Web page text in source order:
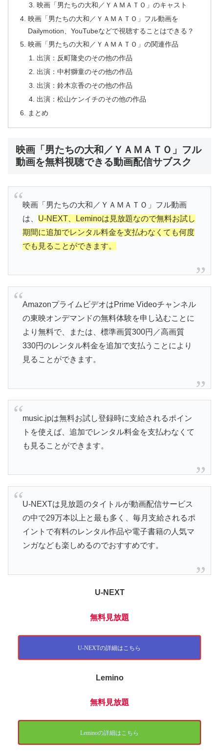
映画「男たちの大和／ＹＡＭＡＴＯ」のキャスト
映画「男たちの大和／ＹＡＭＡＴＯ」フル動画を
Dailymotion、YouTubeなどで視聴することはできる？
映画「男たちの大和／ＹＡＭＡＴＯ」の関連作品
出演：反町隆史のその他の作品
出演：中村獅童のその他の作品
出演：鈴木京香のその他の作品
出演：松山ケンイチのその他の作品
まとめ
映画「男たちの大和／ＹＡＭＡＴＯ」フル
動画を無料視聴できる動画配信サブスク
映画「男たちの大和／ＹＡＭＡＴＯ」フル動画
は、 U-NEXT、Leminoは見放題なので無料お試し
期間に追加でレンタル料金を支払わなくても何度
でも見ることができます。
AmazonプライムビデオはPrime Videoチャンネル
の東映オンデマンドの無料体験を申し込むことに
より無料で、または、標準画質300円／高画質
330円のレンタル料金を追加で支払うことにより
見ることができます。
music.jpは無料お試し登録時に支給されるポイン
トを使えば、追加でレンタル料金を支払わなくて
も見ることができます。
U-NEXTは見放題のタイトルが動画配信サービス
の中で29万本以上と最も多く、毎月支給されるポ
イントで有料のレンタル作品や電子書籍の人気マ
ンガなども楽しめるのでおすすめです。
U-NEXT
無料見放題
U-NEXTの詳細はこちら
Lemino
無料見放題
Leminoの詳細はこちら